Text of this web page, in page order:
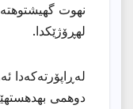
لهڕۆژێكدا.
لەڕاپۆرتەكەدا